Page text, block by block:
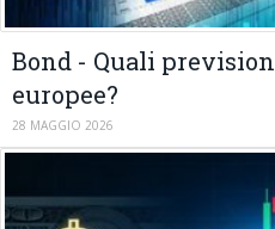
Bond - Quali
europee?
28 MAGGIO 2026